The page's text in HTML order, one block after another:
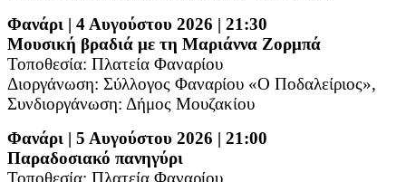
Φανάρι | 4 Αυγούστου 2026 | 21:30
Μουσική βραδιά με τη Μαριάννα Ζορμπά
Τοποθεσία: Πλατεία Φαναρίου
Διοργάνωση: Σύλλογος Φαναρίου «Ο Ποδαλείριος»,
Συνδιοργάνωση: Δήμος Μουζακίου
Φανάρι | 5 Αυγούστου 2026 | 21:00
Παραδοσιακό πανηγύρι
Τοποθεσία: Πλατεία Φαναρίου